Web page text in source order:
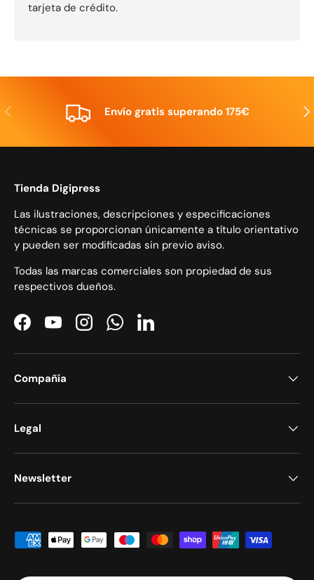
tarjeta de crédito.
Anterior Envío gratis superando 175€
Tienda Digipress
Las ilustraciones, descripciones y especificaciones
técnicas se proporcionan únicamente a título orientativo
y pueden ser modificadas sin previo aviso.
Todas las marcas comerciales son propiedad de sus
respectivos dueños.
FacebookYouTubeInstagramWhatsAppLinkedIn
Compañía
Legal
Newsletter
Formas de pago aceptadas